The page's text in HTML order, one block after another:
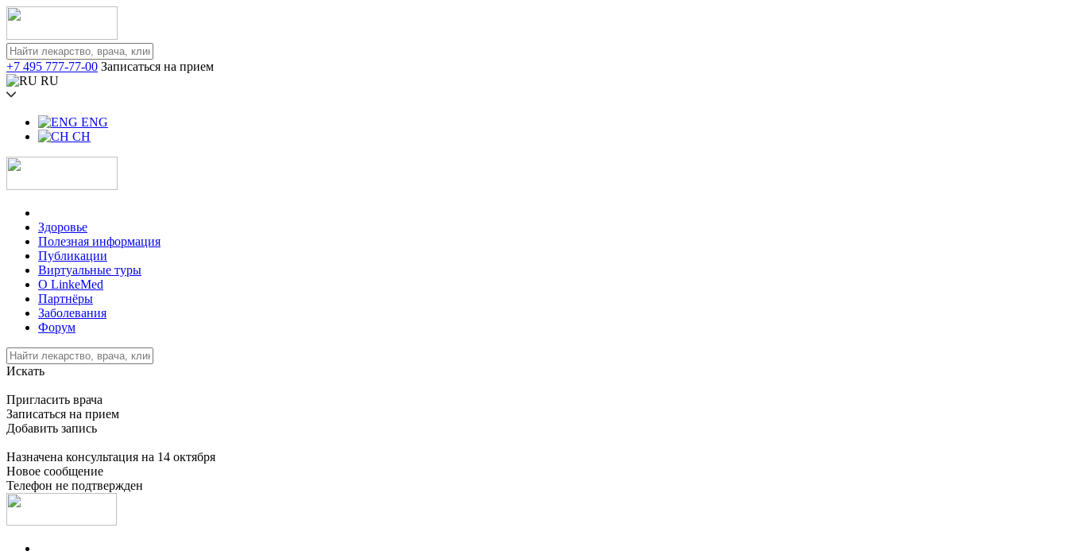
+7 495 777-77-00 Записаться на прием
RU
ENG
CH
Здоровье
Полезная информация
Публикации
Виртуальные туры
О LinkeMed
Партнёры
Заболевания
Форум
Искать
Пригласить врача
Записаться на прием
Добавить запись
Назначена консультация на 14 октября
Новое сообщение
Телефон не подтвержден